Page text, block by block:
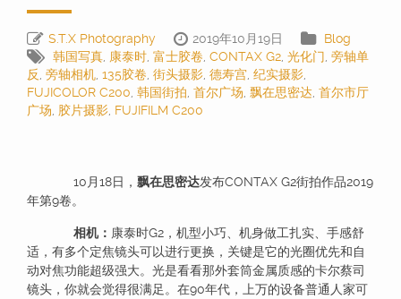
S.T.X Photography 2019年10月19日
Blog
韩国写真 康泰时 富士胶卷 CONTAX G2 光化门 旁轴单
反 旁轴相机 135胶卷 街头摄影 德寿宫 纪实摄影
FUJICOLOR C200 韩国街拍 首尔广场 飘在思密达 首尔市厅
广场 胶片摄影 FUJIFILM C200
10月18日， 飘在思密达发布CONTAX G2街拍作品2019
年第9卷。
相机： 康泰时G2，机型小巧、机身做工扎实、手感舒
适，有多个定焦镜头可以进行更换，关键是它的光圈优先和自
动对焦功能超级强大。光是看看那外套筒金属质感的卡尔蔡司
镜头，你就会觉得很满足。在90年代，上万的设备普通人家可